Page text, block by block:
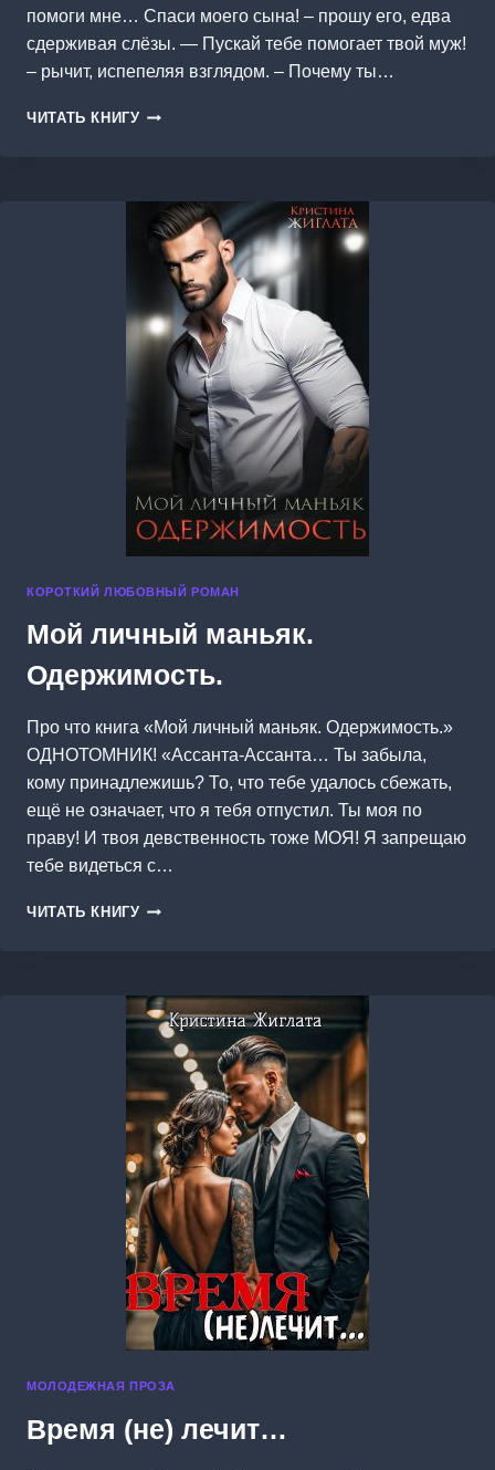
помоги мне… Спаси моего сына! – прошу его, едва
сдерживая слёзы. — Пускай тебе помогает твой муж!
– рычит, испепеляя взглядом. – Почему ты…
ЧИТАТЬ КНИГУ ТВОЯ
КОРОТКИЙ ЛЮБОВНЫЙ РОМАН
Мой личный маньяк.
Одержимость.
Про что книга «Мой личный маньяк. Одержимость.»
ОДНОТОМНИК! «Ассанта-Ассанта… Ты забыла,
кому принадлежишь? То, что тебе удалось сбежать,
ещё не означает, что я тебя отпустил. Ты моя по
праву! И твоя девственность тоже МОЯ! Я запрещаю
тебе видеться с…
ЧИТАТЬ КНИГУ МОЙ
МОЛОДЕЖНАЯ ПРОЗА
Время (не) лечит…